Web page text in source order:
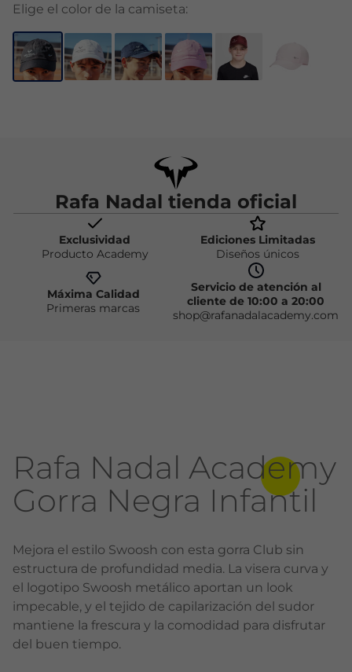
Elige el color de la camiseta:
Rafa Nadal tienda oficial
Exclusividad
Producto Academy
Ediciones Limitadas
Diseños únicos
Máxima Calidad
Primeras marcas
Servicio de atención al
cliente de 10:00 a 20:00
shop@rafanadalacademy.com
Rafa Nadal Academy
Gorra Negra Infantil
Mejora el estilo Swoosh con esta gorra Club sin
estructura de profundidad media. La visera curva y
el logotipo Swoosh metálico aportan un look
impecable, y el tejido de capilarización del sudor
mantiene la frescura y la comodidad para disfrutar
del buen tiempo.